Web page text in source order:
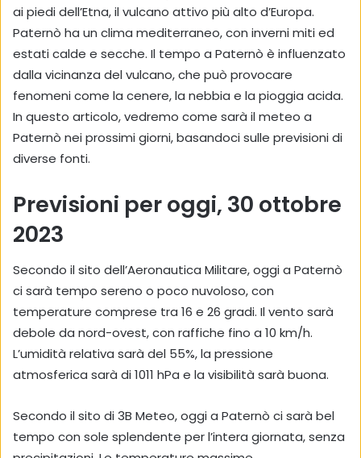
ai piedi dell’Etna, il vulcano attivo più alto d’Europa.
Paternò ha un clima mediterraneo, con inverni miti ed
estati calde e secche. Il tempo a Paternò è influenzato
dalla vicinanza del vulcano, che può provocare
fenomeni come la cenere, la nebbia e la pioggia acida.
In questo articolo, vedremo come sarà il meteo a
Paternò nei prossimi giorni, basandoci sulle previsioni di
diverse fonti.
Previsioni per oggi, 30 ottobre
2023
Secondo il sito dell’Aeronautica Militare, oggi a Paternò
ci sarà tempo sereno o poco nuvoloso, con
temperature comprese tra 16 e 26 gradi. Il vento sarà
debole da nord-ovest, con raffiche fino a 10 km/h.
L’umidità relativa sarà del 55%, la pressione
atmosferica sarà di 1011 hPa e la visibilità sarà buona.
Secondo il sito di 3B Meteo, oggi a Paternò ci sarà bel
tempo con sole splendente per l’intera giornata, senza